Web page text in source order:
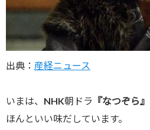
出典： 産経ニュース
いまは、NHK朝ドラ 『なつぞら』
ほんといい味だしています。